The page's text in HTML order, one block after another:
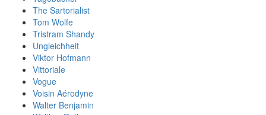
The Sartorialist
Tom Wolfe
Tristram Shandy
Ungleichheit
Viktor Hofmann
Vittoriale
Vogue
Voisin Aérodyne
Walter Benjamin